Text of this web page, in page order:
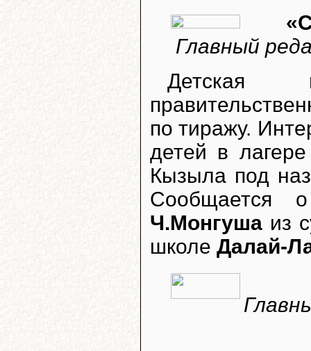
Главный
Детская
по тиражу.
детей в
Кызыла под
Сообщается
Ч.Монгуша из
школе Далай-